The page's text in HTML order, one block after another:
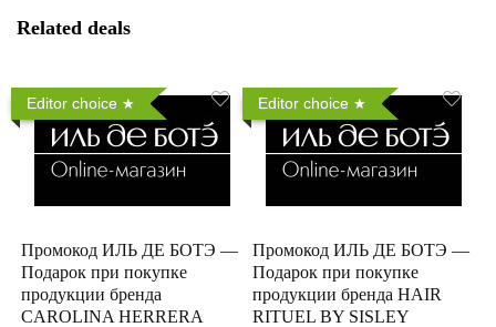
Related deals
Editor choice
Промокод ИЛЬ ДЕ БОТЭ —
Подарок при покупке
продукции бренда
CAROLINA HERRERA
Editor choice
Промокод ИЛЬ ДЕ БОТЭ —
Подарок при покупке
продукции бренда HAIR
RITUEL BY SISLEY